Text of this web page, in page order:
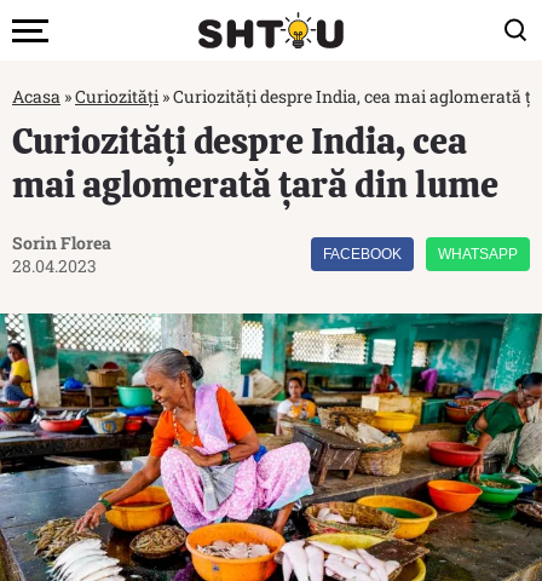
Acasa »Curiozități »Curiozități despre India, cea mai aglomerată
Curiozități despre India, cea
mai aglomerată țară din lume
Sorin Florea
28.04.2023
FACEBOOK WHATSAPP